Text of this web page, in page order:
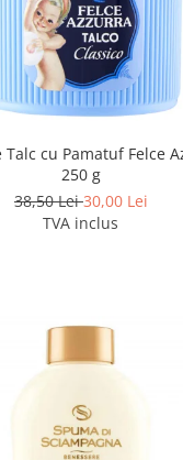
Talc cu Pamatuf Felce
250 g
38,50 Lei30,00 Lei
TVA inclus